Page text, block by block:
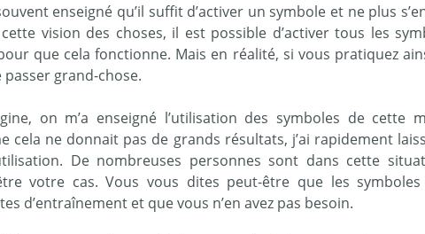
enseigné qu’il suffit d’activer un symbole et ne plus
vision des choses, il est possible d’activer tous les
que cela fonctionne. Mais en réalité, si vous pratiquez
passer grand-chose.
on m’a enseigné l’utilisation des symboles de cette
cela ne donnait pas de grands résultats, j’ai rapidement
De nombreuses personnes sont dans cette
votre cas. Vous vous dites peut-être que les
d’entraînement et que vous n’en avez pas besoin.